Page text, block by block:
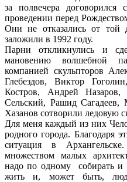
за полвечера договорился
проведении перед
Они не отказались от той
заложили в 1992 году.
Парни откликнулись и
мановению волшебной
компанией скульпторов
Глебездов, Виктор
Костров, Андрей
Сельский, Рашид Сагадеев,
Хазанов сотворили ледовую
Для меня каждый из них
родного города. Благодаря
ситуация в
множеством малых
надо по одному собирать и
жить и, может быть,